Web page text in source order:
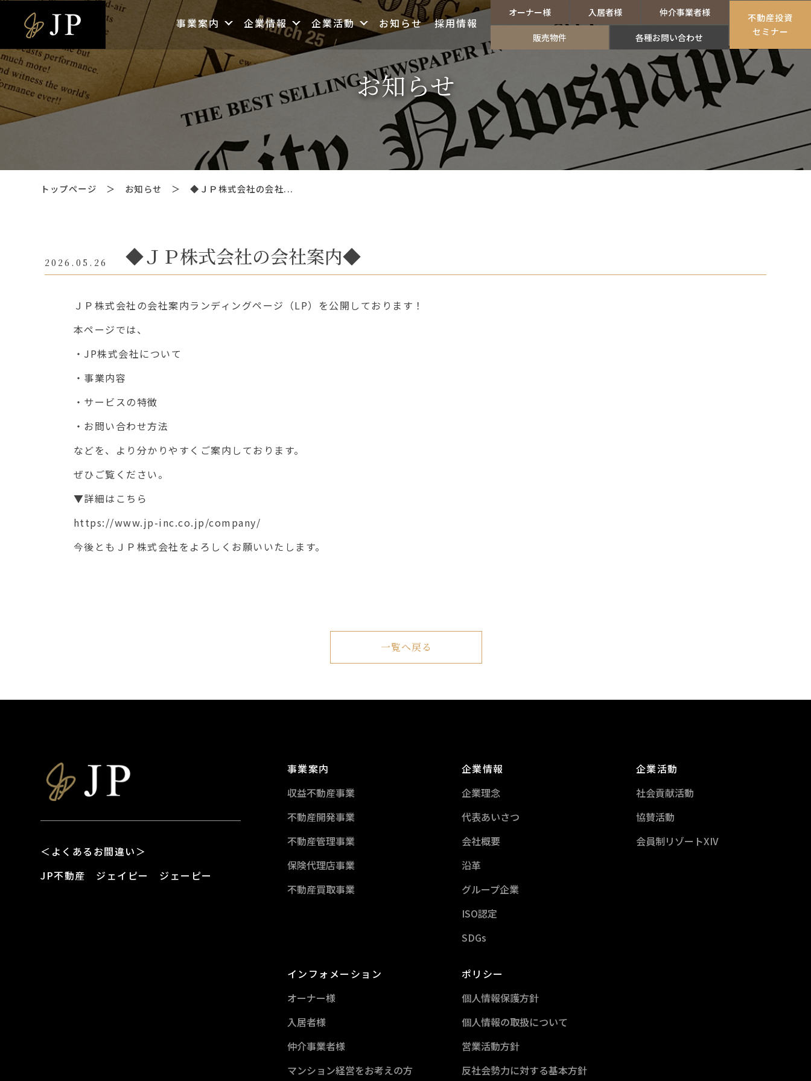
事業案内 企業情報 企業活動 お知らせ 採用情報
オーナー様 入居者様 仲介事業者様
販売物件 各種お問い合わせ
不動産投資
セミナー
お知らせ
トップページ ＞ お知らせ ＞◆ＪＰ株式会社の会社...
2026.05.26 ◆ＪＰ株式会社の会社案内◆
ＪＰ株式会社の会社案内ランディングページ（LP）を公開しております！
本ページでは、
・JP株式会社について
・事業内容
・サービスの特徴
・お問い合わせ方法
などを、より分かりやすくご案内しております。
ぜひご覧ください。
▼詳細はこちら
https://www.jp-inc.co.jp/company/
今後ともＪＰ株式会社をよろしくお願いいたします。
一覧へ戻る
＜よくあるお間違い＞
JP不動産 ジェイピー ジェーピー
事業案内
収益不動産事業
不動産開発事業
不動産管理事業
保険代理店事業
不動産買取事業
企業情報
企業理念
代表あいさつ
会社概要
沿革
グループ企業
ISO認定
SDGs
企業活動
社会貢献活動
協賛活動
会員制リゾートXIV
インフォメーション
オーナー様
入居者様
仲介事業者様
マンション経営をお考えの方
ポリシー
個人情報保護方針
個人情報の取扱について
営業活動方針
反社会勢力に対する基本方針